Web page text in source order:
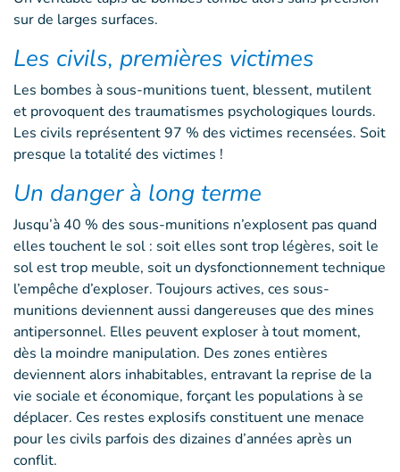
sur de larges surfaces.
Les civils, premières victimes
Les bombes à sous-munitions tuent, blessent, mutilent
et provoquent des traumatismes psychologiques lourds.
Les civils représentent 97 % des victimes recensées. Soit
presque la totalité des victimes !
Un danger à long terme
Jusqu’à 40 % des sous-munitions n’explosent pas quand
elles touchent le sol : soit elles sont trop légères, soit le
sol est trop meuble, soit un dysfonctionnement technique
l’empêche d’exploser. Toujours actives, ces sous-
munitions deviennent aussi dangereuses que des mines
antipersonnel. Elles peuvent exploser à tout moment,
dès la moindre manipulation. Des zones entières
deviennent alors inhabitables, entravant la reprise de la
vie sociale et économique, forçant les populations à se
déplacer. Ces restes explosifs constituent une menace
pour les civils parfois des dizaines d’années après un
conflit.